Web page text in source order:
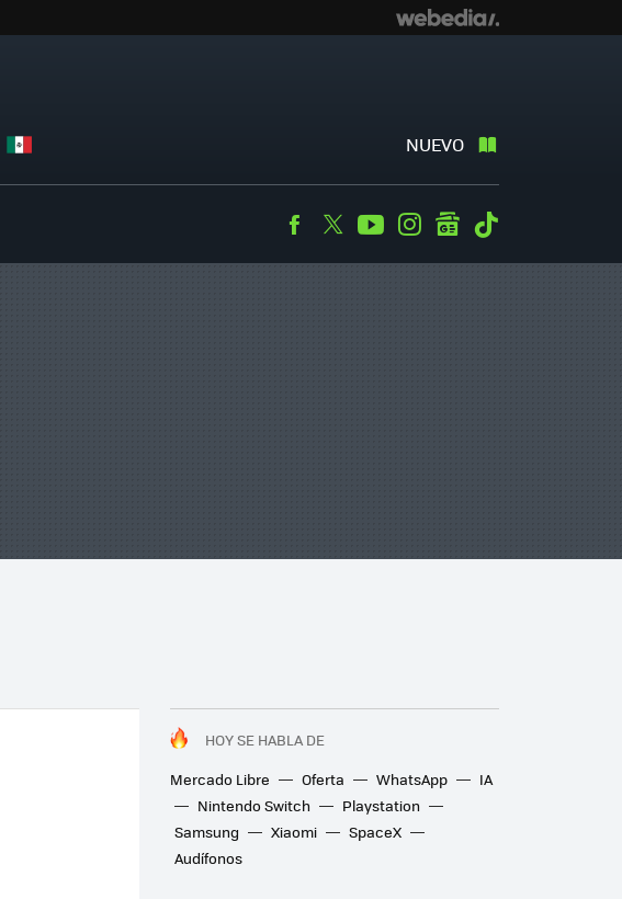
NUEVO
Facebook
TwitterYoutubeInstagramgooglenews
HOY SE HABLA DE
Mercado Libre
Oferta WhatsApp
IA
Nintendo Switch
Playstation
Samsung
Xiaomi
SpaceX
Audífonos